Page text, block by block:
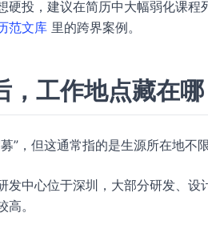
硬投，建议在简历中大幅弱化课
范文库 里的跨界案例。
，工作地点藏在哪
”，但这通常指的是生源所在地不
发中心位于深圳，大部分研发、
。